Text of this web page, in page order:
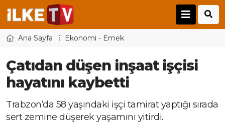
Ana Sayfa Ekonomi - Emek
Çatıdan düşen inşaat işçisi
hayatını kaybetti
Trabzon’da 58 yaşındaki işçi tamirat yaptığı sırada
sert zemine düşerek yaşamını yitirdi.